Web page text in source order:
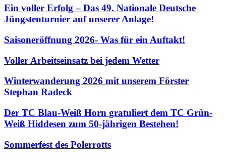
Ein voller Erfolg – Das 49. Nationale Deutsche
Jüngstenturnier auf unserer Anlage!
Saisoneröffnung 2026- Was für ein Auftakt!
Voller Arbeitseinsatz bei jedem Wetter
Winterwanderung 2026 mit unserem Förster
Stephan Radeck
Der TC Blau-Weiß Horn gratuliert dem TC Grün-
Weiß Hiddesen zum 50-jährigen Bestehen!
Sommerfest des Polerrotts